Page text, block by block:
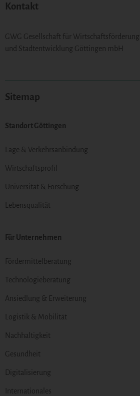
Kontakt
GWG Gesellschaft für Wirtschaftsförderung
und Stadtentwicklung Göttingen mbH
Sitemap
Standort Göttingen
Lage & Verkehrsanbindung
Wirtschaftsprofil
Universität & Forschung
Lebensqualität
Für Unternehmen
Fördermittelberatung
Technologieberatung
Ansiedlung & Erweiterung
Logistik & Mobilität
Nachhaltigkeit
Gesundheit
Digitalisierung
Internationales